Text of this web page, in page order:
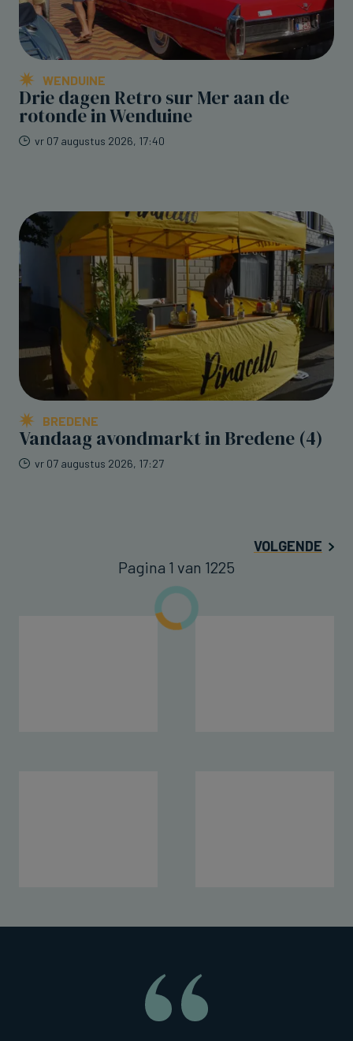
WENDUINE
Drie dagen Retro sur Mer aan de
rotonde in Wenduine
vr 07 augustus 2026, 17:40
BREDENE
Vandaag avondmarkt in Bredene (4)
vr 07 augustus 2026, 17:27
VOLGENDE
Pagina 1 van 1225